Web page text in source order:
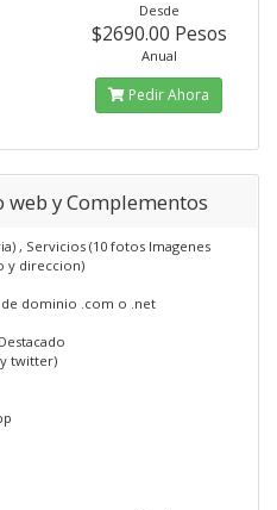
Desde
$2690.00 Pesos
Anual
Pedir Ahora
web y Complementos
, Servicios (10 fotos Imagenes
y direccion)
de dominio .com o .net
twitter)